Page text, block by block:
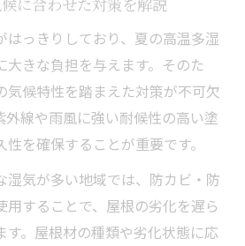
はっきりしており、夏の高温多湿
大きな負担を与えます。そのた
気候特性を踏まえた対策が不可欠
外線や雨風に強い耐候性の高い塗
を確保することが重要です。
湿気が多い地域では、防カビ・防
用することで、屋根の劣化を遅ら
す。屋根材の種類や劣化状態に応